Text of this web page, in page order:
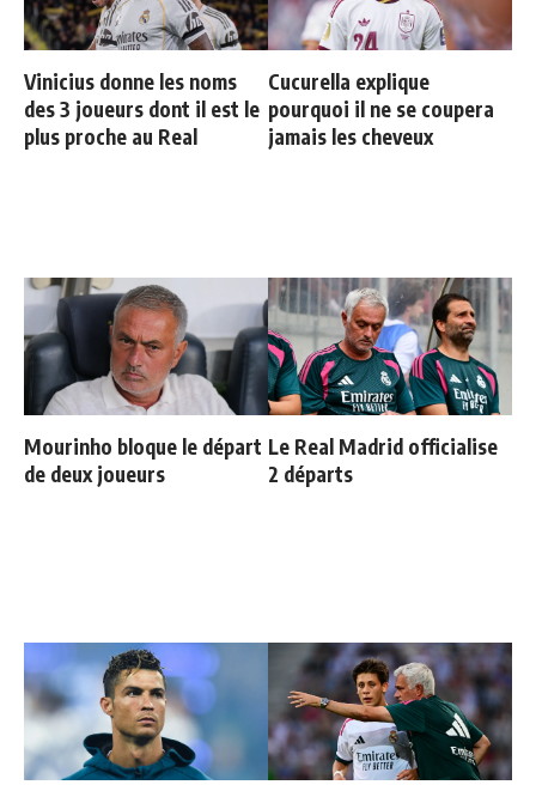
Vinicius donne les noms
des 3 joueurs dont il est le
plus proche au Real
Cucurella explique
pourquoi il ne se coupera
jamais les cheveux
Mourinho bloque le départ
de deux joueurs
Le Real Madrid officialise
2 départs